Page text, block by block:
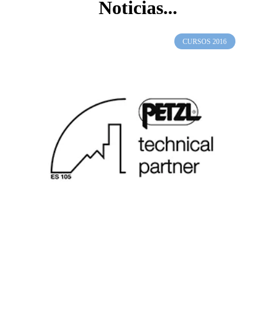
Noticias...
CURSOS 2016